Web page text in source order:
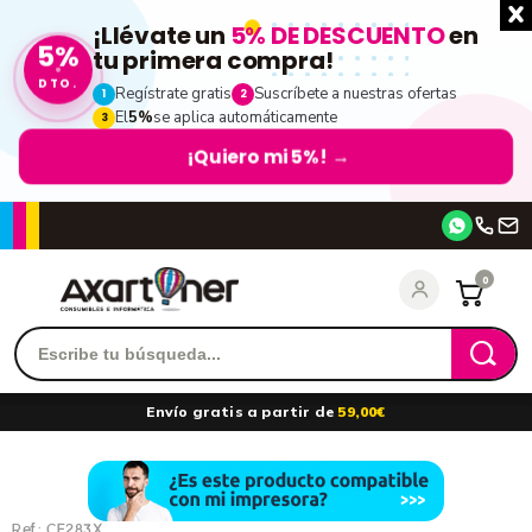
5%
DTO.
¡Llévate un 5% DE DESCUENTOen
tu primera compra!
1 Regístrate gratis 2 Suscríbete a nuestras ofertas
3 El5%se aplica automáticamente
¡Quiero mi 5%!→
entrar
0
Envío gratis a partir de 59,00€